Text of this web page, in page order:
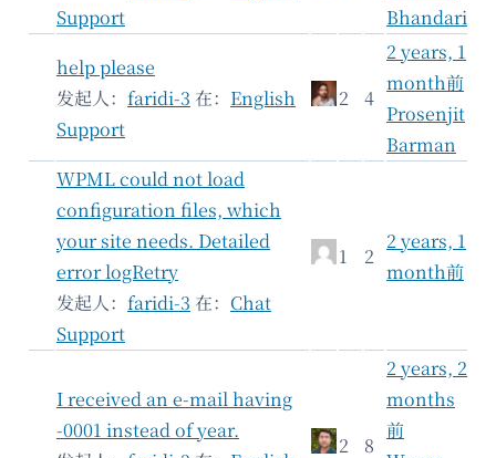
Support
Bhandari
help please
发起人： faridi-3 在： English
Support
2 4
2 years, 1
month前
Prosenjit
Barman
WPML could not load
configuration files, which
your site needs. Detailed
error logRetry
发起人： faridi-3 在： Chat
Support
1 2
2 years, 1
month前
I received an e-mail having
-0001 instead of year.
2 8
2 years, 2
months
前